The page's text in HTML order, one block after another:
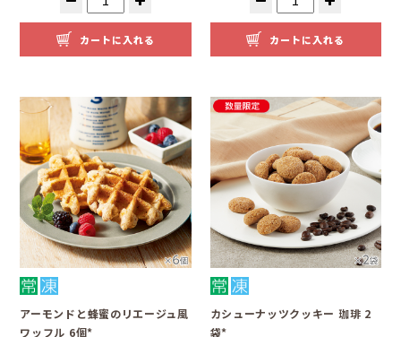
カートに入れる カートに入れる
アーモンドと蜂蜜のリエージュ風
ワッフル 6個*
カシューナッツクッキー 珈琲 2
袋*